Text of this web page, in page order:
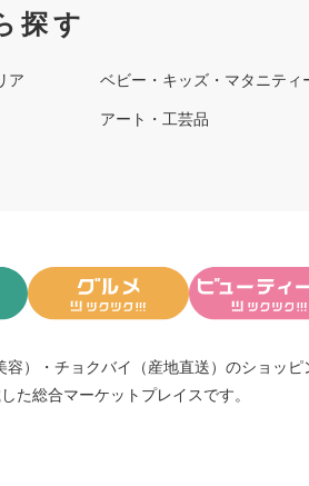
探す
ア ベビー・キッズ・マタニティ
アート・工芸品
） ・ チョクバイ（産地直送） のショッピ
た総合マーケットプレイスです。